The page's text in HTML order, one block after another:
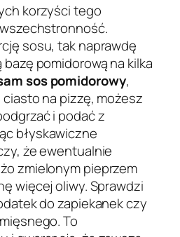
korzyści tego
sosu, tak naprawdę
pomidorową na kilka
sos pomidorowy,
na pizzę, możesz
i podać z
błyskawiczne
że ewentualnie
zmielonym pieprzem
więcej oliwy. Sprawdzi
do zapiekanek czy
To